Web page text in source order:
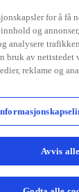
o
e
n
s
i
n
a
KPMG Law
a member firm
member
the structure of
for å få
og
analysere
bruk av nettstedet
reklame og
Avvis alle